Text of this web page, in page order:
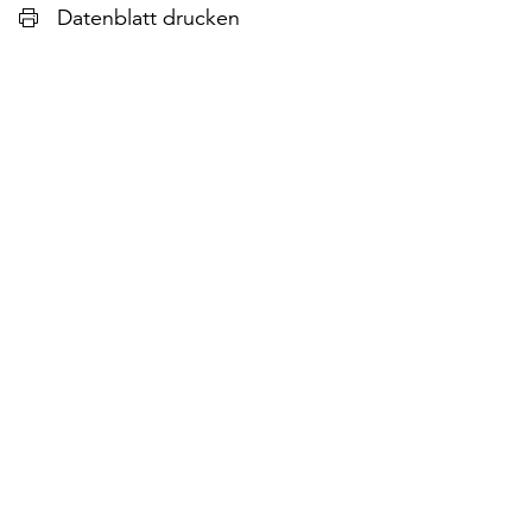
Datenblatt drucken